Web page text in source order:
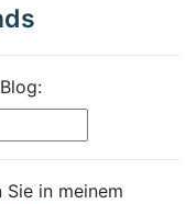
in meinem